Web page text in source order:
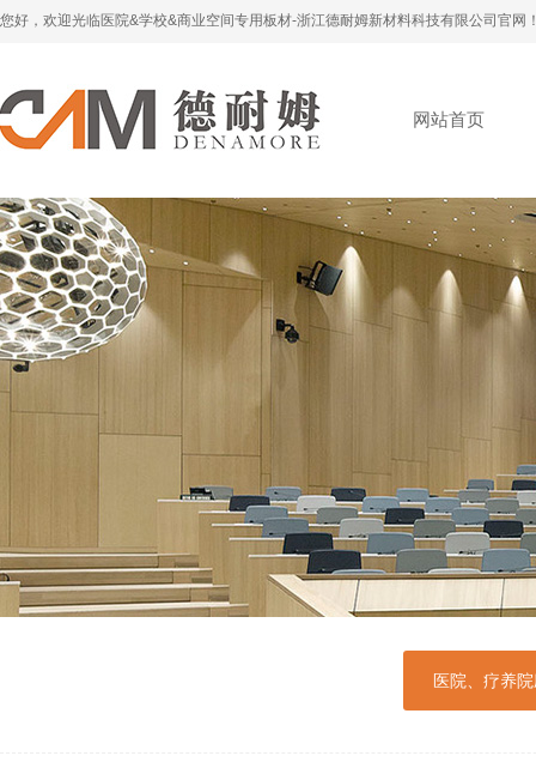
您好，欢迎光临医院&学校&商业空间专用板材-浙江德耐姆新材料科技有限公司官网
网站首页
医院、疗养